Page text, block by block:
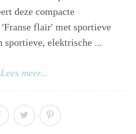
deze compacte
flair' met sportieve
sportieve, elektrische ...
Lees meer...